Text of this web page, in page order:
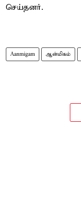
செய்தனர்.
Aanmigam ஆன்மிகம்